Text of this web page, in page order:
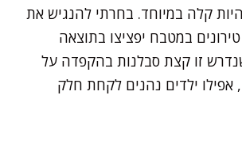
קלה במיוחד. בחרתי להנגיש את
במטבח יפציצו בתוצאה
זו קצת סבלנות בהקפדה על
אפילו ילדים נהנים לקחת חלק